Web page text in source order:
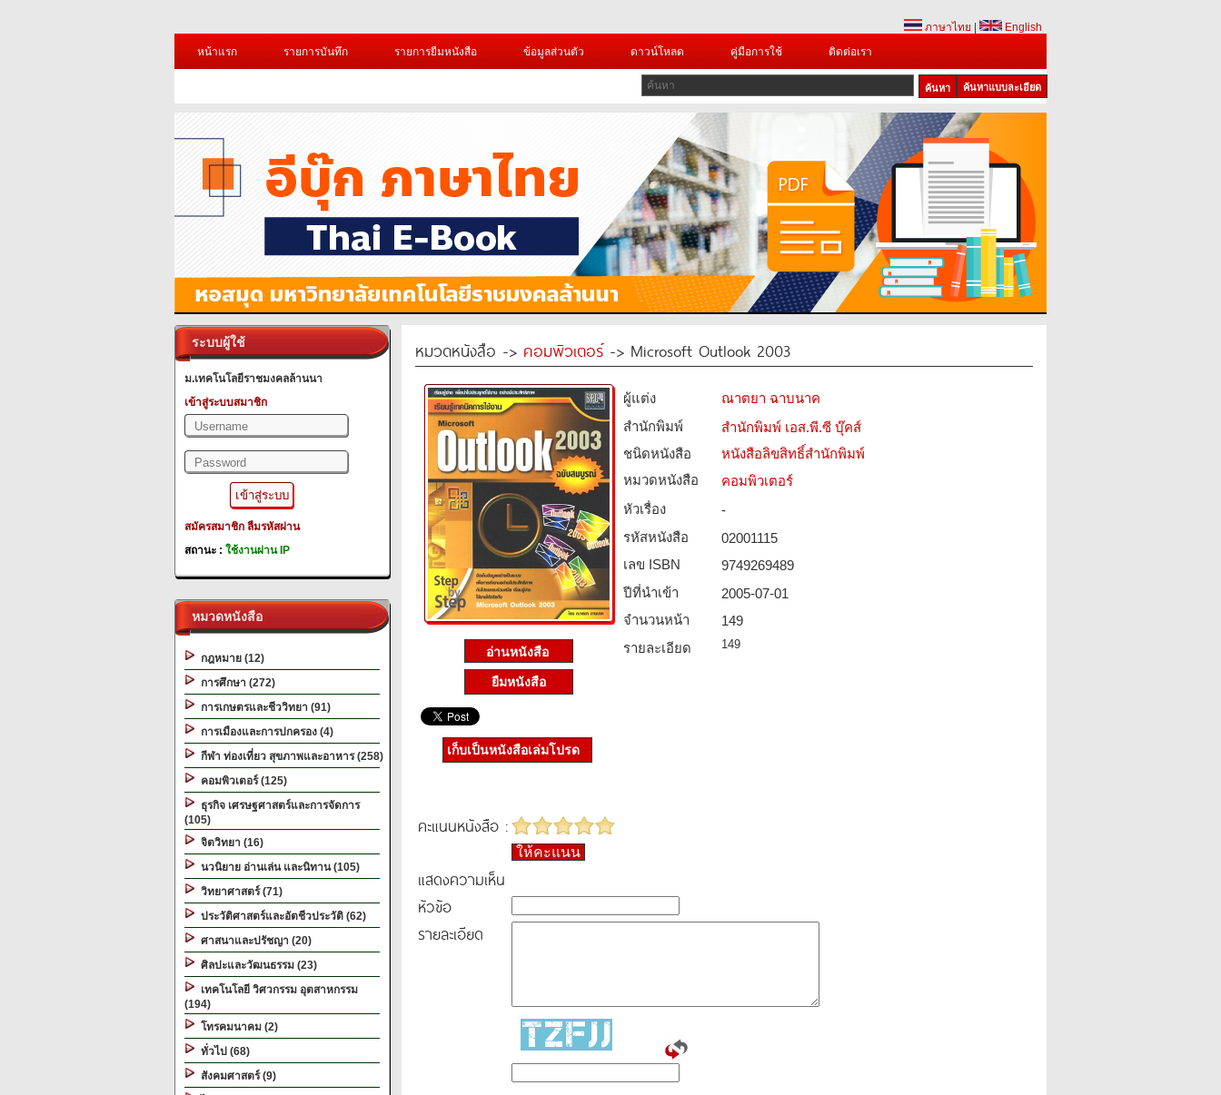
ภาษาไทย
English
หน้าแรก
รายการบันทึก รายการยืมหนังสือ ข้อมูลส่วนตัว ดาวน์โหลด คู่มือการใช้ ติดต่อเรา
ค้นหาแบบละเอียด
ระบบผู้ใช้
ม.เทคโนโลยีราชมงคลล้านนา
เข้าสู่ระบบสมาชิก
สมัครสมาชิก ลืมรหัสผ่าน
สถานะ : ใช้งานผ่าน IP
หมวดหนังสือ
กฎหมาย (12)
การศึกษา (272)
การเกษตรและชีววิทยา (91)
การเมืองและการปกครอง (4)
กีฬา ท่องเที่ยว สุขภาพและอาหาร (258)
คอมพิวเตอร์ (125)
ธุรกิจ เศรษฐศาสตร์และการจัดการ
(105)
จิตวิทยา (16)
นวนิยาย อ่านเล่น และนิทาน (105)
วิทยาศาสตร์ (71)
ประวัติศาสตร์และอัตชีวประวัติ (62)
ศาสนาและปรัชญา (20)
ศิลปะและวัฒนธรรม (23)
เทคโนโลยี วิศวกรรม อุตสาหกรรม
(194)
โทรคมนาคม (2)
ทั่วไป (68)
สังคมศาสตร์ (9)
หมวดหนังสือ -> คอมพิวเตอร์-> Microsoft Outlook 2003
ยืมหนังสือ
ผู้แต่ง
ณาตยา ฉาบนาค
สำนักพิมพ์
สำนักพิมพ์ เอส.พี.ซี บุ๊คส์
ชนิดหนังสือ­
หนังสือลิขสิทธิ์สำนักพิมพ์
หมวดหนังสือ­
คอมพิวเตอร์
หัวเรื่อง
-
รหัสหนังสือ­
02001115
เลข ISBN
9749269489
ปีที่นำเข้า
2005-07-01
จำนวนหน้า
149
รายละเอียด
149
เก็บเป็นหนังสือเล่มโปรด
คะแนนหนังสือ :
ให้คะแนน
แสดงความเห็น
หัวข้อ
รายละเอียด